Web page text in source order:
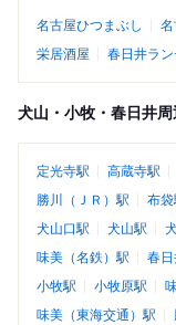
名古屋ひつまぶし 名
栄居酒屋
春日井ラン
犬山・小牧・春日井
定光寺駅 高蔵寺駅
勝川（ＪＲ）駅
布袋
犬山口駅
犬山駅
味美（名鉄）駅
春
小牧駅
小牧原駅
味美（東海交通）駅